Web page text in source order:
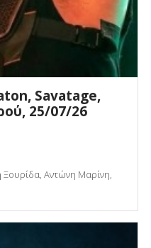
Savatage,
25/07/26
Αντώνη Μαρίνη,